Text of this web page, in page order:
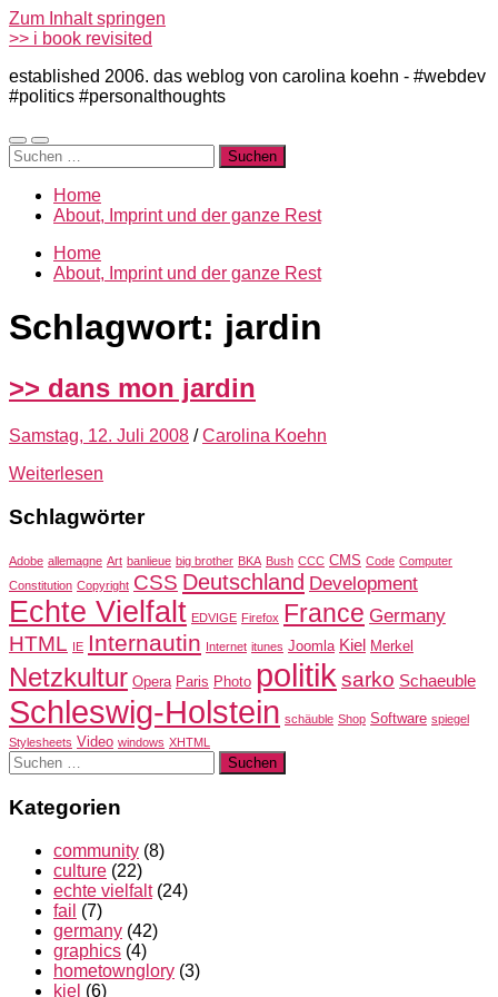
Zum Inhalt springen
>> i book revisited
established 2006. das weblog von carolina koehn - #webdev
#politics #personalthoughts
Mobile-
Menü
Suchfeld
ein-/ausblenden
Suchen
nach:
Home
About, Imprint und der ganze Rest
Home
About, Imprint und der ganze Rest
Schlagwort: jardin
>> dans mon jardin
Samstag, 12. Juli 2008 /Carolina Koehn
Weiterlesen
Schlagwörter
Adobe allemagne Art banlieue big brother BKA Bush CCC CMS Code Computer
Constitution Copyright CSS Deutschland Development
Echte Vielfalt EDVIGE Firefox France Germany
HTML IE Internautin Internet itunes Joomla Kiel Merkel
Netzkultur Opera Paris Photo politik sarko Schaeuble
Schleswig-Holstein schäuble Shop Software spiegel
Stylesheets Video windows XHTML
Suchen
nach:
Kategorien
community (8)
culture (22)
echte vielfalt(24)
fail (7)
germany (42)
graphics (4)
hometownglory (3)
kiel (6)